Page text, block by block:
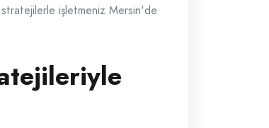
işletmeniz Mersin'de